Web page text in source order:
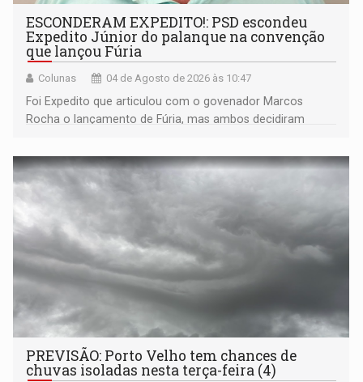
ESCONDERAM EXPEDITO!: PSD escondeu
Expedito Júnior do palanque na convenção
que lançou Fúria
Colunas 04 de Agosto de 2026 às 10:47
Foi Expedito que articulou com o govenador Marcos
Rocha o lançamento de Fúria, mas ambos decidiram
malévola
PREVISÃO: Porto Velho tem chances de
chuvas isoladas nesta terça-feira (4)